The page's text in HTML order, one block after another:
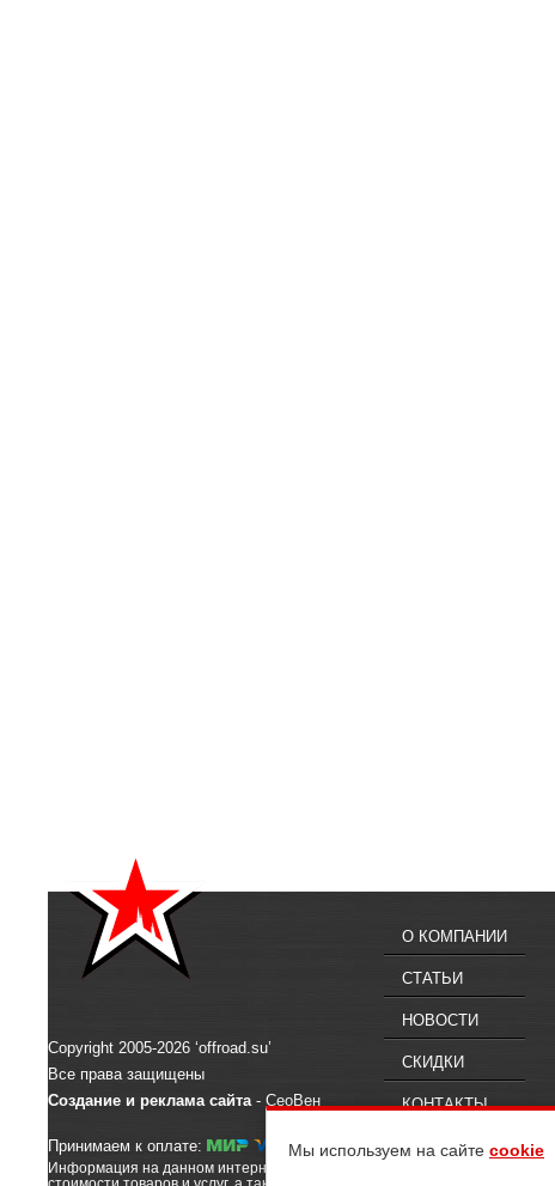
Copyright 2005-2026 ‘offroad.su’
Все права защищены
Создание и реклама сайта- СеоВен
Принимаем к оплате:
О КОМПАНИИ
СТАТЬИ
НОВОСТИ
СКИДКИ
КОНТАКТЫ
Информация на данном интернет-сайте предназначена для
Мы используем на сайте cookie